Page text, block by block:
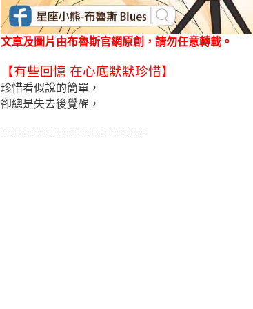
文章及圖片由布魯斯官網原創，請勿任意轉載。
【有些回憶 在心底默默珍惜】
珍惜看似說的簡單，
卻總是失去後覺醒，
==============================